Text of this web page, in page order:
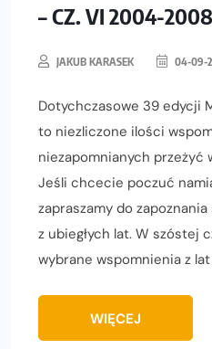
– CZ. VI 2004-2008
JAKUB KARASEK 04-09-
Dotychczasowe 39 edycji
to niezliczone ilości
niezapomnianych przeżyć
Jeśli chcecie poczuć
zapraszamy do
z ubiegłych lat. W szóstej
wybrane wspomnienia z
WIĘCEJ